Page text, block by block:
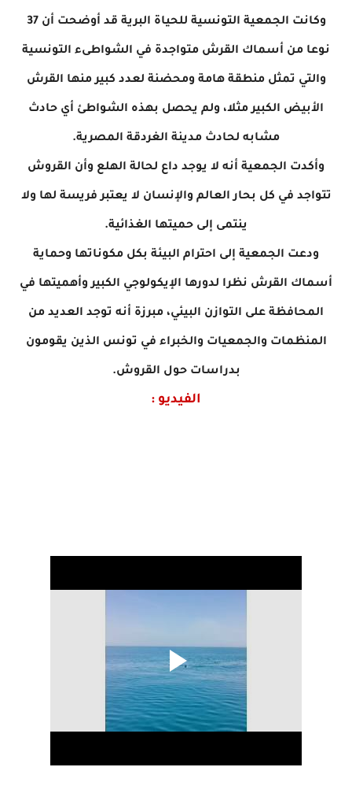
وكانت الجمعية التونسية للحياة البرية قد أوضحت أن 37
نوعا من أسماك القرش متواجدة في الشواطىء التونسية
والتي تمثل منطقة هامة ومحضنة لعدد كبير منها القرش
الأبيض الكبير مثلا، ولم يحصل بهذه الشواطئ أي حادث
مشابه لحادث مدينة الغردقة المصرية.
وأكدت الجمعية أنه لا يوجد داع لحالة الهلع وأن القروش
تتواجد في كل بحار العالم والإنسان لا يعتبر فريسة لها ولا
ينتمى إلى حميتها الغذائية.
ودعت الجمعية إلى احترام البيئة بكل مكوناتها وحماية
أسماك القرش نظرا لدورها الإيكولوجي الكبير وأهميتها في
المحافظة على التوازن البيئي، مبرزة أنه توجد العديد من
المنظمات والجمعيات والخبراء في تونس الذين يقومون
بدراسات حول القروش.
الفيديو :